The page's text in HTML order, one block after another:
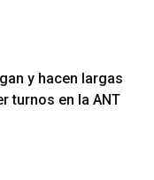
y hacen largas
turnos en la ANT